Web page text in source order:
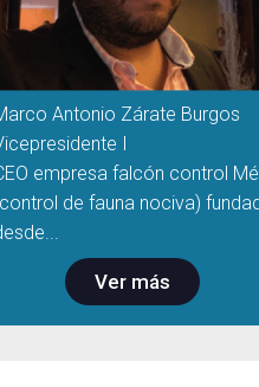
Antonio Zárate Burgos
I
empresa falcón control
de fauna nociva)
Ver más